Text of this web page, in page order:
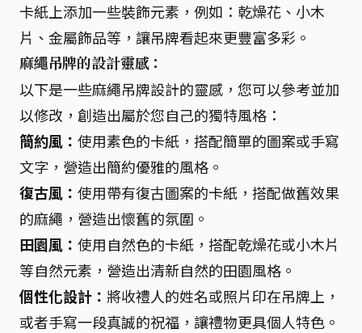
卡紙上添加一些裝飾元素，例如：乾燥花、小木
片、金屬飾品等，讓吊牌看起來更豐富多彩。
麻繩吊牌的設計靈感：
以下是一些麻繩吊牌設計的靈感，您可以參考並加
以修改，創造出屬於您自己的獨特風格：
簡約風： 使用素色的卡紙，搭配簡單的圖案或手寫
文字，營造出簡約優雅的風格。
復古風： 使用帶有復古圖案的卡紙，搭配做舊效果
的麻繩，營造出懷舊的氛圍。
田園風： 使用自然色的卡紙，搭配乾燥花或小木片
等自然元素，營造出清新自然的田園風格。
個性化設計： 將收禮人的姓名或照片印在吊牌上，
或者手寫一段真誠的祝福，讓禮物更具個人特色。